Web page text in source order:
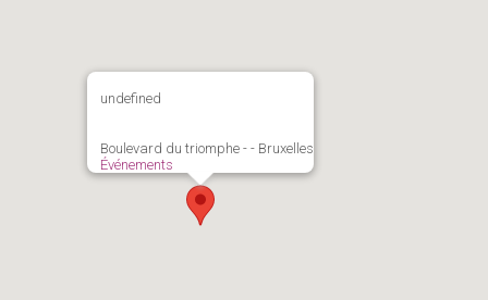
undefined
Boulevard du triomphe - - Bruxelles
Événements